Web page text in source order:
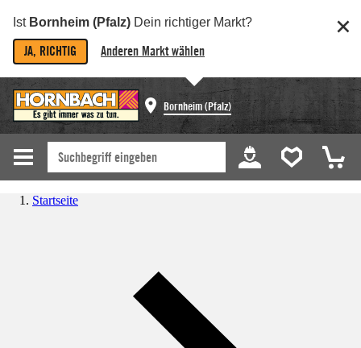
Ist Bornheim (Pfalz) Dein richtiger Markt?
JA, RICHTIG Anderen Markt wählen
Bornheim (Pfalz)
Startseite